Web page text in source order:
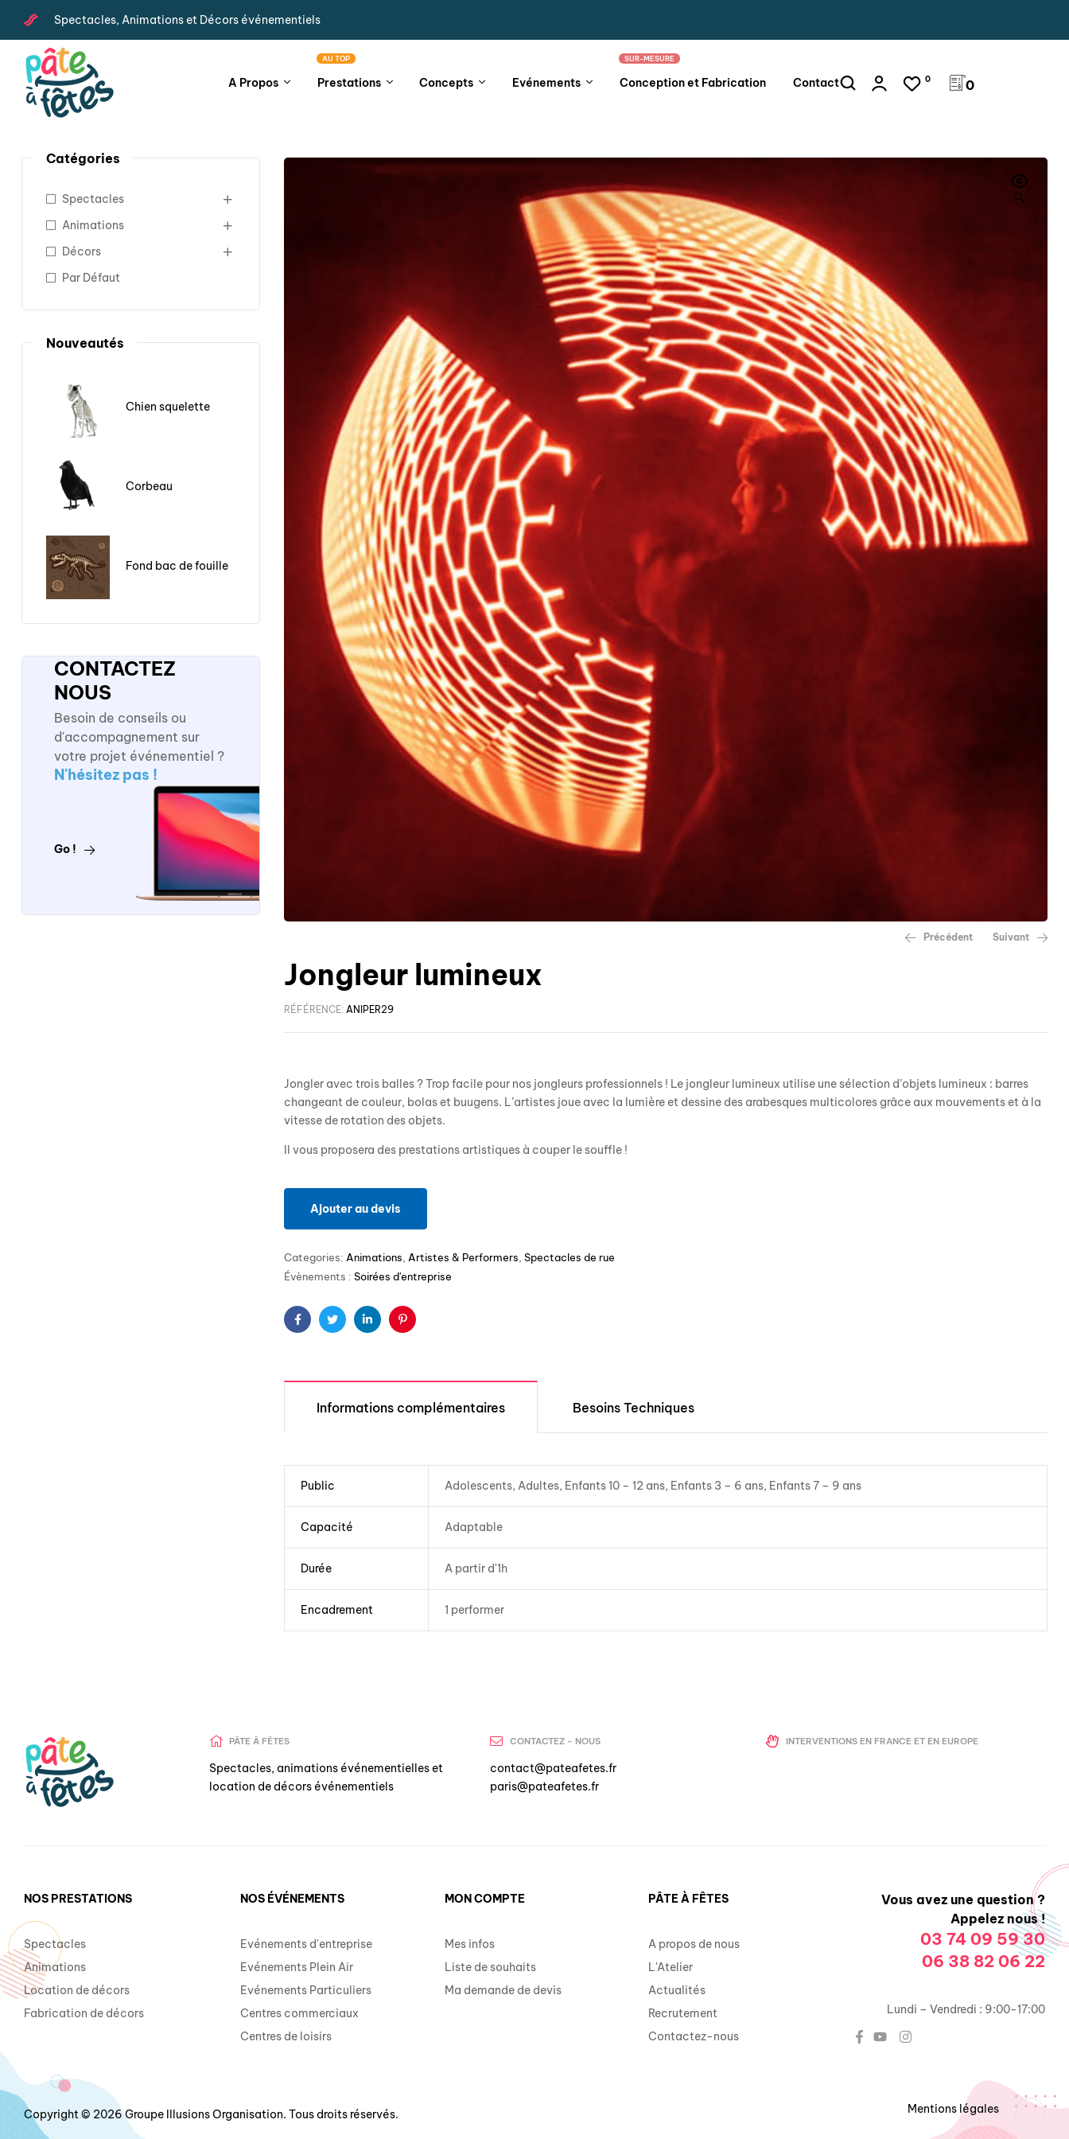
Spectacles, Animations et Décors événementiels
A Propos Prestations
AU TOP
Concepts Evénements Conception et Fabrication
SUR-MESURE
Contact 0 0
🔍
Précédent Suivant
Jongleur lumineux
RÉFÉRENCE: ANIPER29
Jongler avec trois balles ? Trop facile pour nos jongleurs professionnels ! Le jongleur lumineux utilise une sélection d’objets lumineux : barres
changeant de couleur, bolas et buugens. L’artistes joue avec la lumière et dessine des arabesques multicolores grâce aux mouvements et à la
vitesse de rotation des objets.
Il vous proposera des prestations artistiques à couper le souffle !
Ajouter au devis
Categories: Animations Artistes & Performers Spectacles de rue
Évènements : Soirées d'entreprise
FacebookTwitterLinkedinPinterest
Informations complémentaires Besoins Techniques
Public Adolescents, Adultes, Enfants 10 – 12 ans, Enfants 3 – 6 ans, Enfants 7 – 9 ans
Capacité Adaptable
Durée A partir d'1h
Encadrement 1 performer
Catégories
Spectacles
Animations
Décors
Par Défaut
Nouveautés
Chien squelette
Corbeau
Fond bac de fouille
CONTACTEZ
NOUS
Besoin de conseils ou
d'accompagnement sur
votre projet événementiel ?
N'hésitez pas !
Go !
PÂTE Â FÊTES
Spectacles, animations événementielles et
location de décors événementiels
CONTACTEZ - NOUS
contact@pateafetes.fr
paris@pateafetes.fr
INTERVENTIONS EN FRANCE ET EN EUROPE
NOS PRESTATIONS
Spectacles
Animations
Location de décors
Fabrication de décors
NOS ÉVÉNEMENTS
Evénements d'entreprise
Evénements Plein Air
Evénements Particuliers
Centres commerciaux
Centres de loisirs
MON COMPTE
Mes infos
Liste de souhaits
Ma demande de devis
PÂTE À FÊTES
A propos de nous
L'Atelier
Actualités
Recrutement
Contactez-nous
Vous avez une question ?
Appelez nous !
03 74 09 59 30
06 38 82 06 22
Lundi – Vendredi : 9:00-17:00
Copyright © 2026 Groupe Illusions Organisation. Tous droits réservés. Mentions légales